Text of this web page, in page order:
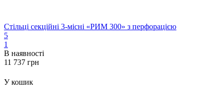
Стільці секційні 3-місні «РИМ 300» з перфорацією
5
1
В наявності
‍11 737‍ грн
У кошик